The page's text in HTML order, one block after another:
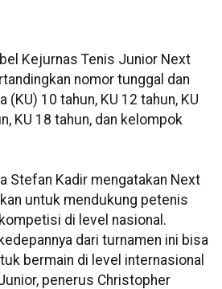
Kejurnas Tenis Junior Next
nomor tunggal dan
(KU) 10 tahun, KU 12 tahun, KU
KU 18 tahun, dan kelompok
Stefan Kadir mengatakan Next
untuk mendukung petenis
di level nasional.
dari turnamen ini bisa
bermain di level internasional
penerus Christopher